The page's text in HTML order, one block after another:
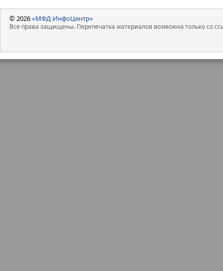
© 2026«МФД-ИнфоЦентр»
Все права защищены. Перепечатка материалов возможна только со